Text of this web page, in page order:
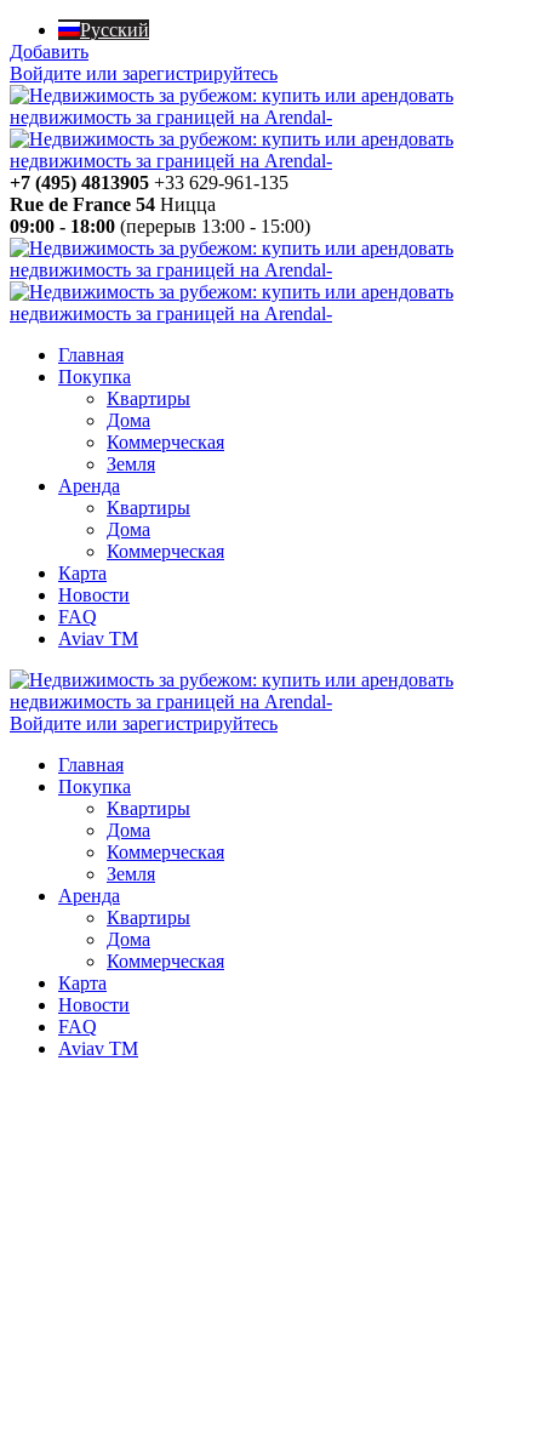
Русский
Добавить
Войдите или зарегистрируйтесь
+7 (495) 4813905 +33 629-961-135
Rue de France 54 Ницца
09:00 - 18:00 (перерыв 13:00 - 15:00)
Главная
Покупка
Квартиры
Дома
Коммерческая
Земля
Аренда
Квартиры
Дома
Коммерческая
Карта
Новости
FAQ
Aviav TM
Войдите или зарегистрируйтесь
Главная
Покупка
Квартиры
Дома
Коммерческая
Земля
Аренда
Квартиры
Дома
Коммерческая
Карта
Новости
FAQ
Aviav TM